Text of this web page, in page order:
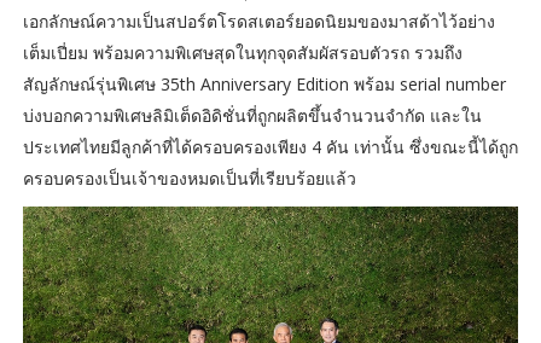
เอกลักษณ์ความเป็นสปอร์ตโรดสเตอร์ยอดนิยมของมาสด้าไว้อย่าง
เต็มเปี่ยม พร้อมความพิเศษสุดในทุกจุดสัมผัสรอบตัวรถ รวมถึง
สัญลักษณ์รุ่นพิเศษ 35th Anniversary Edition พร้อม serial number
บ่งบอกความพิเศษลิมิเต็ดอิดิชั่นที่ถูกผลิตขึ้นจำนวนจำกัด และใน
ประเทศไทยมีลูกค้าที่ได้ครอบครองเพียง 4 คัน เท่านั้น ซึ่งขณะนี้ได้ถูก
ครอบครองเป็นเจ้าของหมดเป็นที่เรียบร้อยแล้ว